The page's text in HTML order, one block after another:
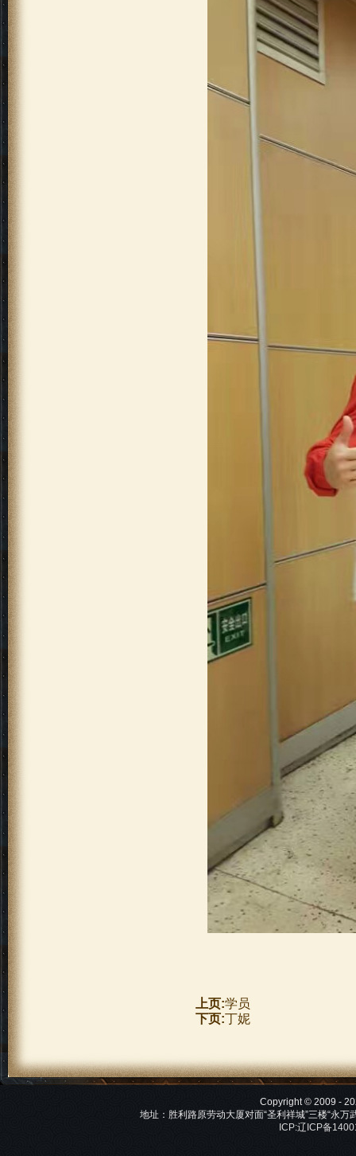
上页:学员
下页:丁妮
Copyright © 2009 -
地址：胜利路原劳动大厦对面“圣利祥城”三楼“
ICP:辽ICP备